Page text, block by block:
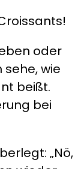
oder
sehe, wie
beißt.
bei
„Nö,